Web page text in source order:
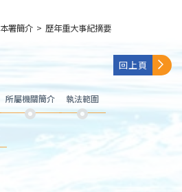
本署簡介 > 歷年重大事紀摘要
回上頁
所屬機關簡介 執法範圍